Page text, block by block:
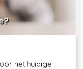
het huidige